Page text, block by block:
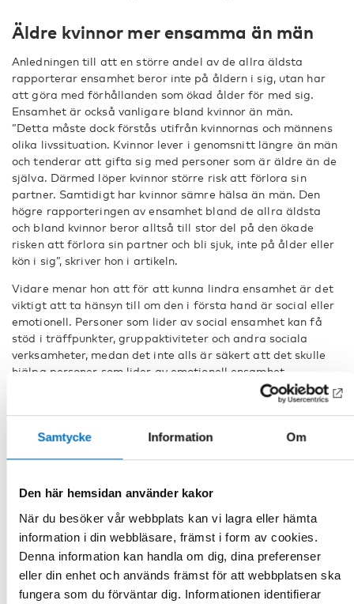
Samtycke Information Om
Den här hemsidan använder kakor
När du besöker vår webbplats kan vi lagra eller hämta
information i din webbläsare, främst i form av cookies.
Denna information kan handla om dig, dina preferenser
eller din enhet och används främst för att webbplatsen ska
fungera som du förväntar dig. Informationen identifierar
Äldre kvinnor mer ensamma än män
Anledningen till att en större andel av de allra äldsta
rapporterar ensamhet beror inte på åldern i sig, utan har
att göra med förhållanden som ökad ålder för med sig.
Ensamhet är också vanligare bland kvinnor än män.
”Detta måste dock förstås utifrån kvinnornas och männens
olika livssituation. Kvinnor lever i genomsnitt längre än män
och tenderar att gifta sig med personer som är äldre än de
själva. Därmed löper kvinnor större risk att förlora sin
partner. Samtidigt har kvinnor sämre hälsa än män. Den
högre rapporteringen av ensamhet bland de allra äldsta
och bland kvinnor beror alltså till stor del på den ökade
risken att förlora sin partner och bli sjuk, inte på ålder eller
kön i sig”, skriver hon i artikeln.
Vidare menar hon att för att kunna lindra ensamhet är det
viktigt att ta hänsyn till om den i första hand är social eller
emotionell. Personer som lider av social ensamhet kan få
stöd i träffpunkter, gruppaktiviteter och andra sociala
verksamheter, medan det inte alls är säkert att det skulle
hjälpa personer som lider av emotionell ensamhet.
”Även om nya sociala kontakter på sikt kan utvecklas till en
djupare relation så skulle personer som upplever emotionell
känslomässigt stöd”, skriver Lena Dahlberg.
Karolinska Institutet och Stockholms universitet.
Fakta
DELA